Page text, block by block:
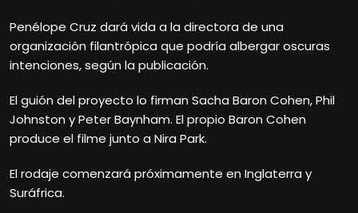
Penélope Cruz dará vida a la directora de una
organización filantrópica que podría albergar oscuras
intenciones, según la publicación.
El guión del proyecto lo firman Sacha Baron Cohen, Phil
Johnston y Peter Baynham. El propio Baron Cohen
produce el filme junto a Nira Park.
El rodaje comenzará próximamente en Inglaterra y
Suráfrica.